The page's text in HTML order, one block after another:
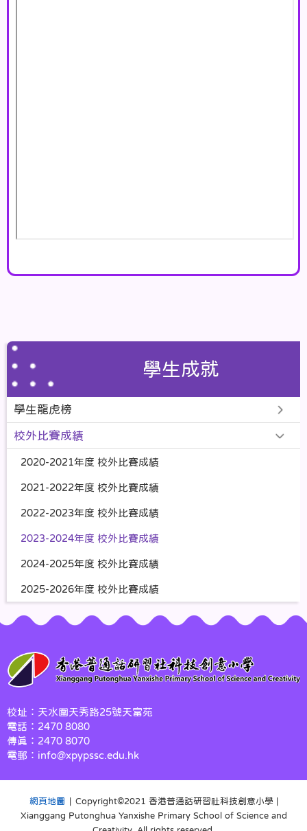
學生成就
學生龍虎榜
校外比賽成績
2020-2021年度 校外比賽成績
2021-2022年度 校外比賽成績
2022-2023年度 校外比賽成績
2023-2024年度 校外比賽成績
2024-2025年度 校外比賽成績
2025-2026年度 校外比賽成績
校址：天水圍天秀路25號天富苑
電話：2470 8080
傳真：2470 8070
電郵：info@xpypssc.edu.hk
網頁地圖 | Copyright©️2021 香港普通話研習社科技創意小學 |
Xianggang Putonghua Yanxishe Primary School of Science and